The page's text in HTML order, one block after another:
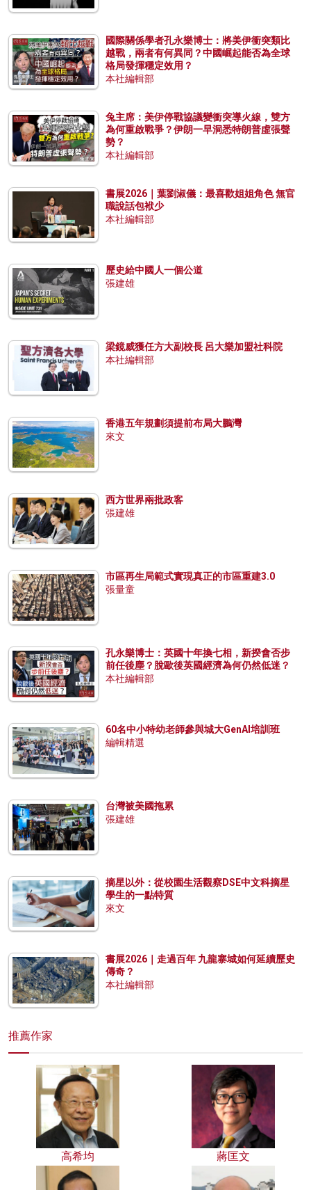
國際關係學者孔永樂博士：將美伊衝突類比
越戰，兩者有何異同？中國崛起能否為全球
格局發揮穩定效用？
本社編輯部
兔主席：美伊停戰協議變衝突導火線，雙方
為何重啟戰爭？伊朗一早洞悉特朗普虛張聲
勢？
本社編輯部
書展2026｜葉劉淑儀：最喜歡姐姐角色 無官
職說話包袱少
本社編輯部
歷史給中國人一個公道
張建雄
梁鏡威獲任方大副校長 呂大樂加盟社科院
本社編輯部
香港五年規劃須提前布局大鵬灣
來文
西方世界兩批政客
張建雄
市區再生局範式實現真正的市區重建3.0
張量童
孔永樂博士：英國十年換七相，新揆會否步
前任後塵？脫歐後英國經濟為何仍然低迷？
本社編輯部
60名中小特幼老師參與城大GenAI培訓班
編輯精選
台灣被美國拖累
張建雄
摘星以外：從校園生活觀察DSE中文科摘星
學生的一點特質
來文
書展2026｜走過百年 九龍寨城如何延續歷史
傳奇？
本社編輯部
推薦作家
高希均 蔣匡文